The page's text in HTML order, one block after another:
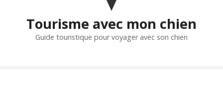
Tourisme avec mon chien
Guide touristique pour voyager avec son chien